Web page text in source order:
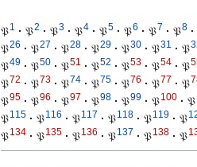
𝔓1 · 𝔓2 · 𝔓3 · 𝔓4 · 𝔓5 · 𝔓6 · 𝔓7 · 𝔓8 ·
𝔓26 · 𝔓27 · 𝔓28 · 𝔓29 · 𝔓30 · 𝔓31 · 𝔓
𝔓49 · 𝔓50 · 𝔓51 · 𝔓52 · 𝔓53 · 𝔓54 · 𝔓
𝔓72 · 𝔓73 · 𝔓74 · 𝔓75 · 𝔓76 · 𝔓77 · 𝔓
𝔓95 · 𝔓96 · 𝔓97 · 𝔓98 · 𝔓99 · 𝔓100 · 𝔓
𝔓115 · 𝔓116 · 𝔓117 · 𝔓118 · 𝔓119 · 𝔓
𝔓134 · 𝔓135 · 𝔓136 · 𝔓137 · 𝔓138 · 𝔓